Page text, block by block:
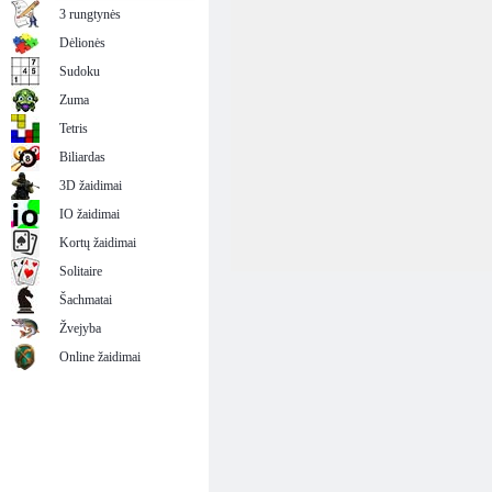
3 rungtynės
Dėlionės
Sudoku
Zuma
Tetris
Biliardas
3D žaidimai
IO žaidimai
Kortų žaidimai
Solitaire
Šachmatai
Žvejyba
Online žaidimai